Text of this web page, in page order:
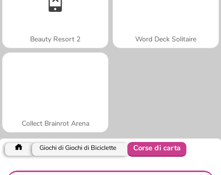
Beauty Resort 2 Word Deck Solitaire
Collect Brainrot Arena
Giochi di Giochi di Biciclette Corse di carta